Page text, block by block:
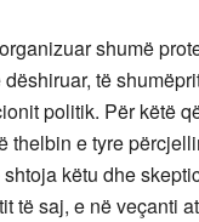
shumë
të
politik. Për këtë
thelbin e tyre
këtu dhe
të saj, e në veçanti